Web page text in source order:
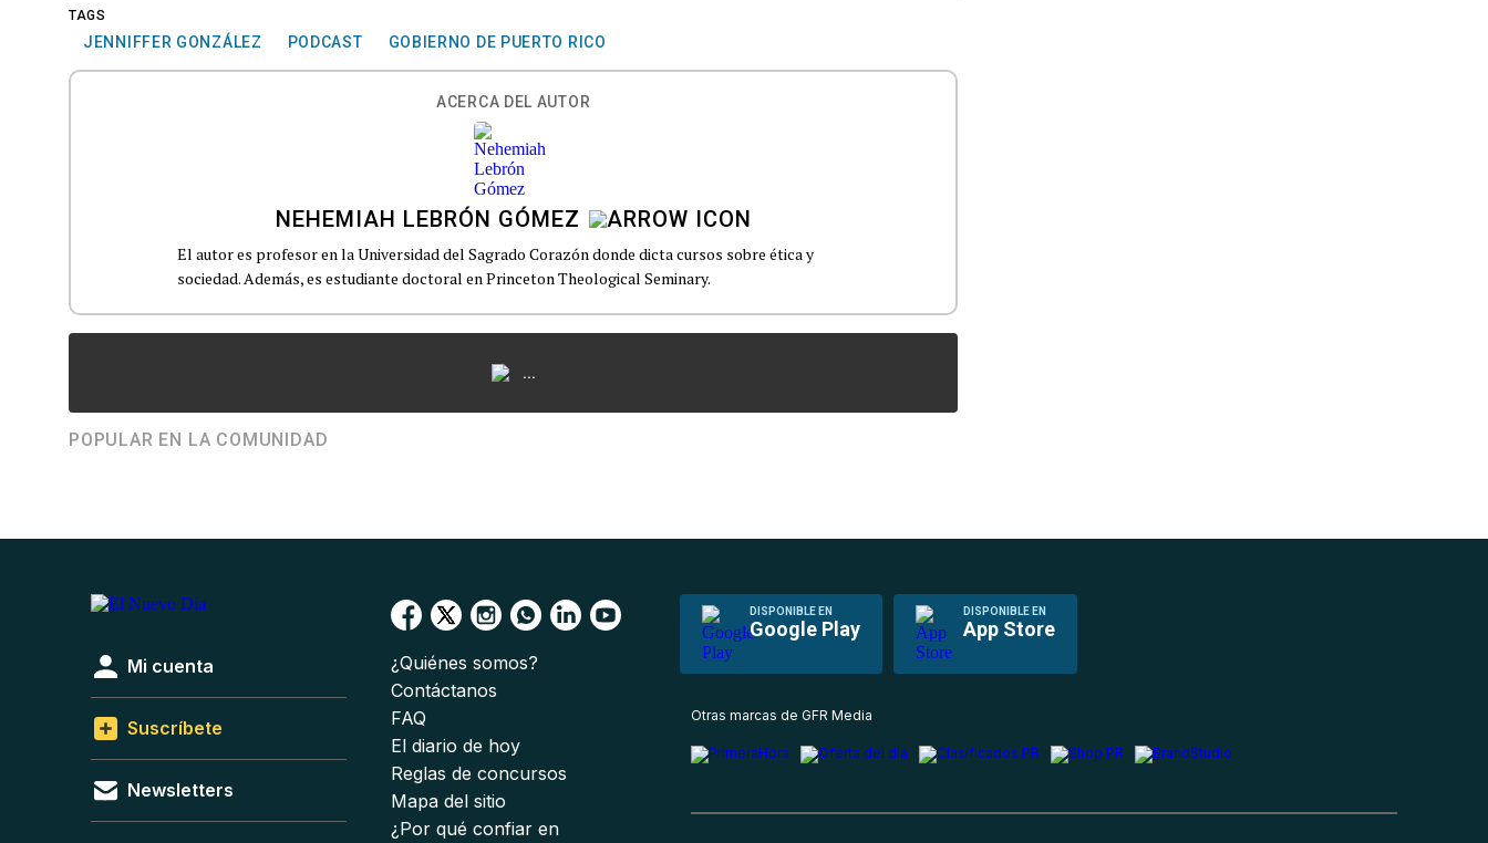
TAGS
JENNIFFER GONZÁLEZ PODCAST GOBIERNO DE PUERTO RICO
ACERCA DEL AUTOR
NEHEMIAH LEBRÓN GÓMEZ
El autor es profesor en la Universidad del Sagrado Corazón donde dicta cursos sobre ética y
sociedad. Además, es estudiante doctoral en Princeton Theological Seminary.
...
POPULAR EN LA COMUNIDAD
DISPONIBLE EN
Google Play
DISPONIBLE EN
App Store
Mi cuenta
Suscríbete
Newsletters
¿Quiénes somos?
Contáctanos
FAQ
El diario de hoy
Reglas de concursos
Mapa del sitio
¿Por qué confiar en
Otras marcas de GFR Media